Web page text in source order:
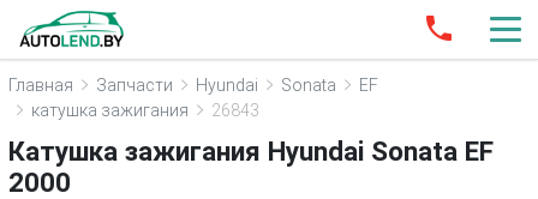
Главная Запчасти Hyundai Sonata
EF
катушка зажигания
26843
Катушка зажигания Hyundai Sonata EF
2000